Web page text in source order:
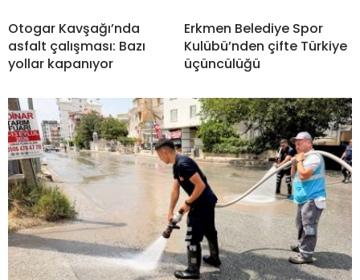
Otogar Kavşağı’nda
asfalt çalışması: Bazı
yollar kapanıyor
Erkmen Belediye Spor
Kulübü’nden çifte Türkiye
üçüncülüğü